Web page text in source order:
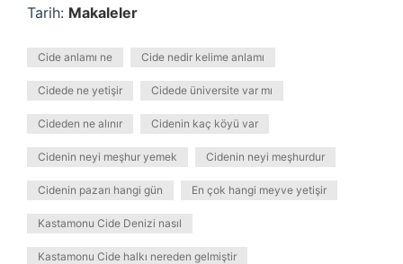
Tarih: Makaleler
Cide anlamı ne Cide nedir kelime anlamı
Cidede ne yetişir Cidede üniversite var mı
Cideden ne alınır Cidenin kaç köyü var
Cidenin neyi meşhur yemek Cidenin neyi meşhurdur
Cidenin pazarı hangi gün En çok hangi meyve yetişir
Kastamonu Cide Denizi nasıl
Kastamonu Cide halkı nereden gelmiştir